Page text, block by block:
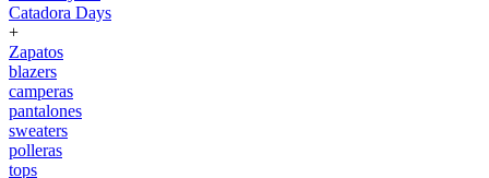
Catadora Days
+
Zapatos
blazers
camperas
pantalones
sweaters
polleras
tops